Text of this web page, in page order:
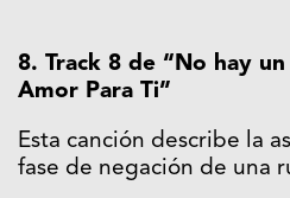
8. Track 8 de “No hay
Amor Para Ti”
Esta canción describe la
fase de negación de una